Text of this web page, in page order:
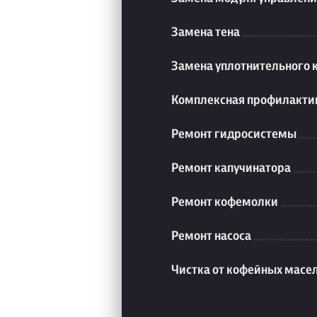
Замена тена
Замена уплотнительного
Комплексная
Ремонт гидросистемы
Ремонт капучинатора
Ремонт кофемолки
Ремонт насоса
Чистка от кофейных